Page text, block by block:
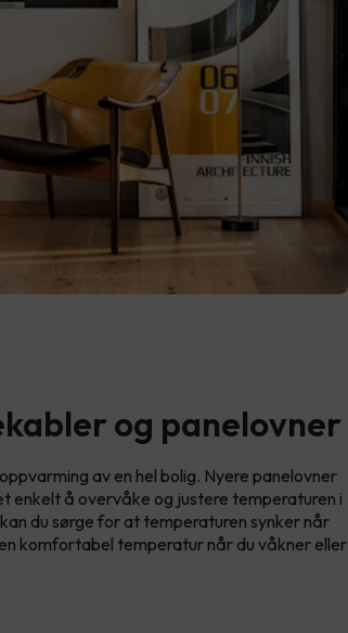
og panelovner
av en hel bolig. Nyere panelovner
enkelt å overvåke og justere temperaturen i
du sørge for at temperaturen synker når
komfortabel temperatur når du våkner eller